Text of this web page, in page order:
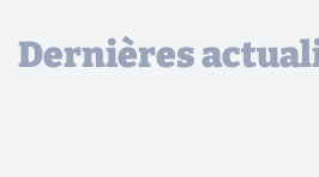
Dernières